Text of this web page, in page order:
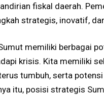
fiskal daerah.
strategis, inovatif,
memiliki berbagai
krisis. Kita memiliki
tumbuh, serta
itu, posisi strategis